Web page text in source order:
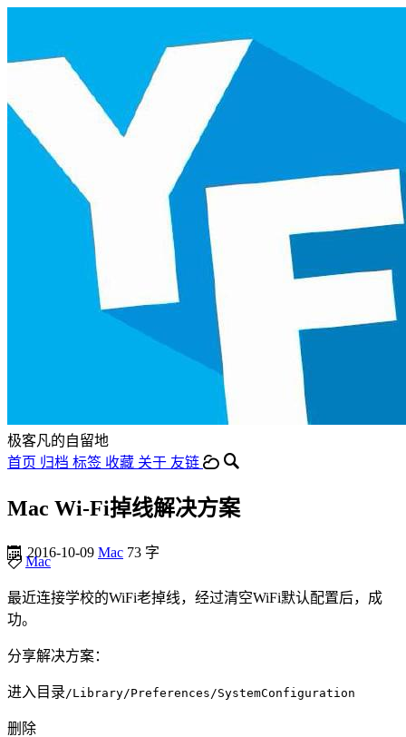
极客凡的自留地
首页 归档 标签 收藏 关于 友链
Mac Wi-Fi掉线解决方案
2016-10-09 Mac 73 字
Mac
最近连接学校的WiFi老掉线，经过清空WiFi默认配置后，成
功。
分享解决方案：
进入目录 /Library/Preferences/SystemConfiguration
删除